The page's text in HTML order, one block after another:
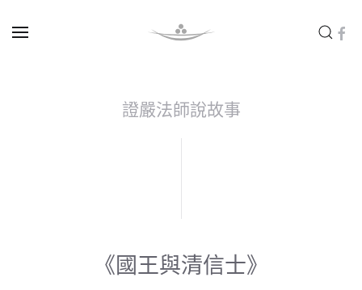
證嚴法師說故事
《國王與清信士》